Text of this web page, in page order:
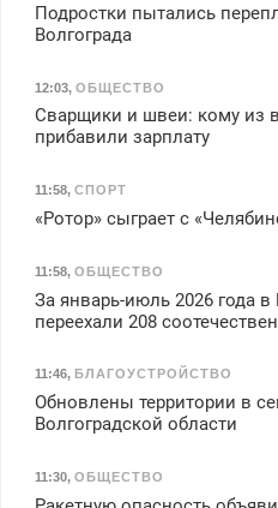
Подростки пытались
Волгограда
12:03, ОБЩЕСТВО
Сварщики и швеи: кому из
прибавили зарплату
11:58, СПОРТ
«Ротор» сыграет с
11:58, ОБЩЕСТВО
За январь-июль 2026 года в
переехали 208
11:46, БЛАГОУСТРОЙСТВО
Обновлены территории в
Волгоградской области
11:30, ОБЩЕСТВО